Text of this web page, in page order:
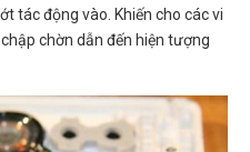
tác động vào. Khiến cho các vi
chờn dẫn đến hiện tượng